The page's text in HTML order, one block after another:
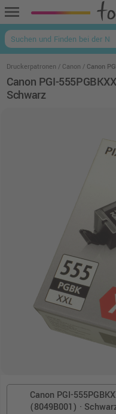
menu
Druckerpatronen Canon Canon
Canon PGI-
Schwarz
Canon PGI-
(8049B001) ·